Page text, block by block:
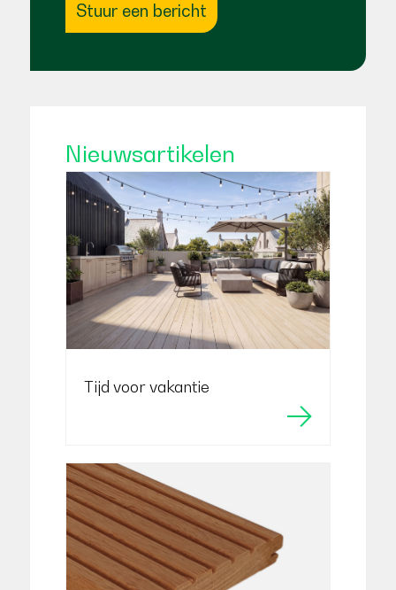
Stuur een bericht
Nieuwsartikelen
Tijd voor vakantie